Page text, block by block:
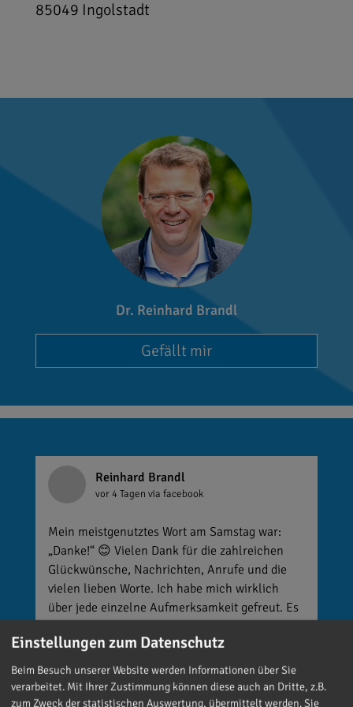
85049 Ingolstadt
Dr. Reinhard Brandl
Gefällt mir
Reinhard Brandl
vor 4 Tagen via facebook
Mein meistgenutztes Wort am Samstag war:
„Danke!“ 😊 Vielen Dank für die zahlreichen
Glückwünsche, Nachrichten, Anrufe und die
vielen lieben Worte. Ich habe mich wirklich
über jede einzelne Aufmerksamkeit gefreut. Es
so viele Menschen die Zeit nehmen, an einen zu
denken. Umso mehr weiß ich das zu schätzen.
Einstellungen zum Datenschutz
Beim Besuch unserer Website werden Informationen über Sie
verarbeitet. Mit Ihrer Zustimmung können diese auch an Dritte, z.B.
zum Zweck der statistischen Auswertung, übermittelt werden. Sie